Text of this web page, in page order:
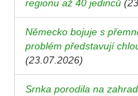
regionu až 40 jedinců
Německo bojuje s
problém představují
(23.07.2026)
Srnka porodila na